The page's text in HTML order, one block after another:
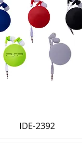
Vista rápida
IDE-2392